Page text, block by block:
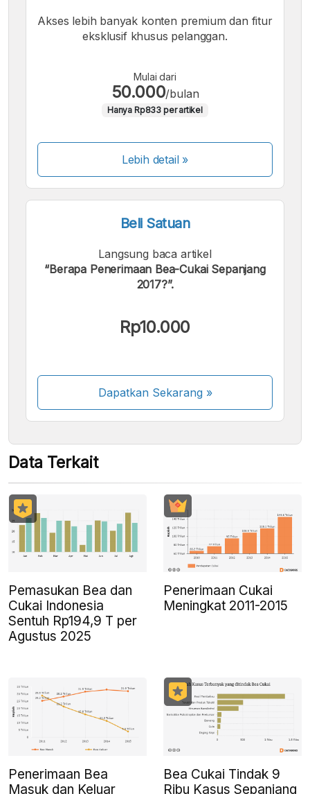
Akses lebih banyak konten premium dan fitur
eksklusif khusus pelanggan.
Mulai dari
50.000/bulan
Hanya Rp833 per artikel
Lebih detail »
Beli Satuan
Langsung baca artikel
“Berapa Penerimaan Bea-Cukai Sepanjang
2017?”.
Rp10.000
Dapatkan Sekarang»
Kami menerima pembayaran berikut:
Data Terkait
Pemasukan Bea dan
Cukai Indonesia
Sentuh Rp194,9 T per
Agustus 2025
Penerimaan Cukai
Meningkat 2011-2015
Penerimaan Bea
Masuk dan Keluar
Bea Cukai Tindak 9
Ribu Kasus Sepanjang